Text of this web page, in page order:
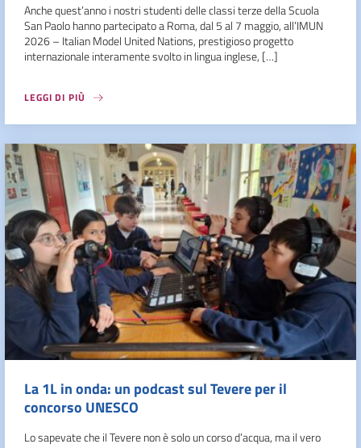
Anche quest’anno i nostri studenti delle classi terze della Scuola
San Paolo hanno partecipato a Roma, dal 5 al 7 maggio, all’IMUN
2026 – Italian Model United Nations, prestigioso progetto
internazionale interamente svolto in lingua inglese, […]
LEGGI DI PIÙ
La 1L in onda: un podcast sul Tevere per il
concorso UNESCO
Lo sapevate che il Tevere non è solo un corso d’acqua, ma il vero